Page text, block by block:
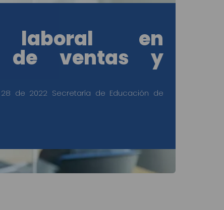
laboral en
de ventas y
de 2022 Secretaría de Educación de